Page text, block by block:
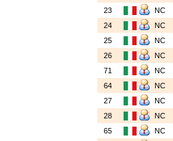
23
NC
24
NC
25
NC
26
NC
71
NC
64
NC
27
NC
28
NC
65
NC